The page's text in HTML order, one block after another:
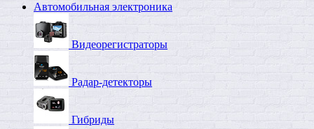
Автомобильная электроника
Видеорегистраторы
Радар-детекторы
Гибриды